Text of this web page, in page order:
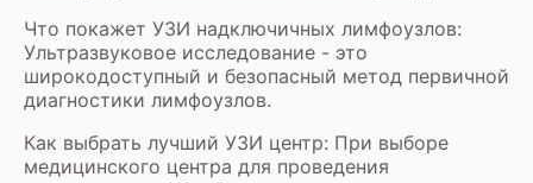
Что покажет УЗИ надключичных лимфоузлов:
Ультразвуковое исследование - это
широкодоступный и безопасный метод первичной
диагностики лимфоузлов.
Как выбрать лучший УЗИ центр: При выборе
медицинского центра для проведения